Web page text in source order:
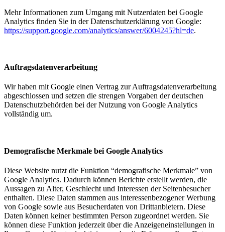
Mehr Informationen zum Umgang mit Nutzerdaten bei Google
Analytics finden Sie in der Datenschutzerklärung von Google:
https://support.google.com/analytics/answer/6004245?hl=de.
Auftragsdatenverarbeitung
Wir haben mit Google einen Vertrag zur Auftragsdatenverarbeitung
abgeschlossen und setzen die strengen Vorgaben der deutschen
Datenschutzbehörden bei der Nutzung von Google Analytics
vollständig um.
Demografische Merkmale bei Google Analytics
Diese Website nutzt die Funktion “demografische Merkmale” von
Google Analytics. Dadurch können Berichte erstellt werden, die
Aussagen zu Alter, Geschlecht und Interessen der Seitenbesucher
enthalten. Diese Daten stammen aus interessenbezogener Werbung
von Google sowie aus Besucherdaten von Drittanbietern. Diese
Daten können keiner bestimmten Person zugeordnet werden. Sie
können diese Funktion jederzeit über die Anzeigeneinstellungen in